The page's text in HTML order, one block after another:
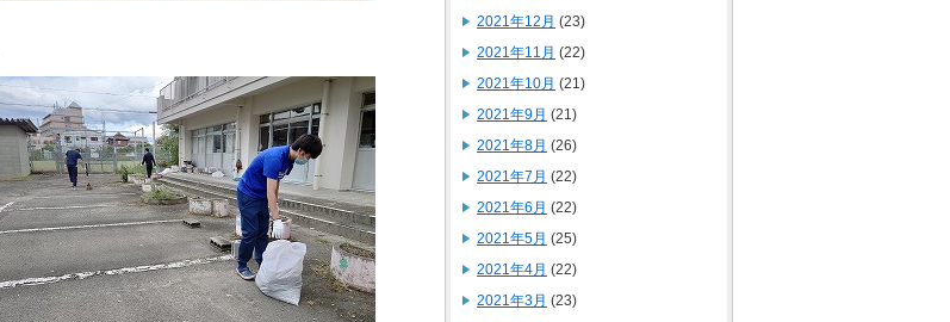
2021年12月 (23)
2021年11月 (22)
2021年10月 (21)
2021年9月 (21)
2021年8月 (26)
2021年7月 (22)
2021年6月 (22)
2021年5月 (25)
2021年4月 (22)
2021年3月 (23)